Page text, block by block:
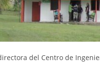
del Centro de